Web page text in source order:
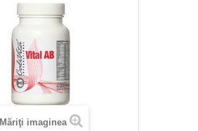
Măriţi imaginea